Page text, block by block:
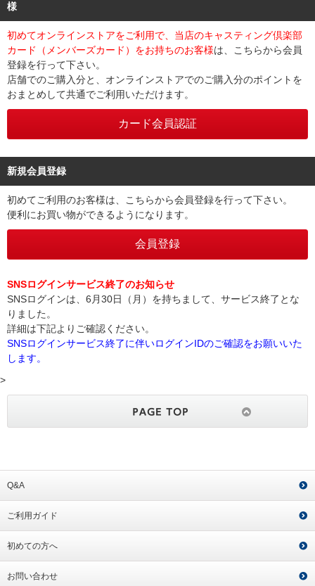
様
初めてオンラインストアをご利用で、当店のキャスティング倶楽部
カード（メンバーズカード）をお持ちのお客様は、こちらから会員
登録を行って下さい。
店舗でのご購入分と、オンラインストアでのご購入分のポイントを
おまとめして共通でご利用いただけます。
新規会員登録
初めてご利用のお客様は、こちらから会員登録を行って下さい。
便利にお買い物ができるようになります。
SNSログインサービス終了のお知らせ
SNSログインは、6月30日（月）を持ちまして、サービス終了とな
りました。
詳細は下記よりご確認ください。
SNSログインサービス終了に伴いログインIDのご確認をお願いいた
します。
>
Q&A
ご利用ガイド
初めての方へ
お問い合わせ